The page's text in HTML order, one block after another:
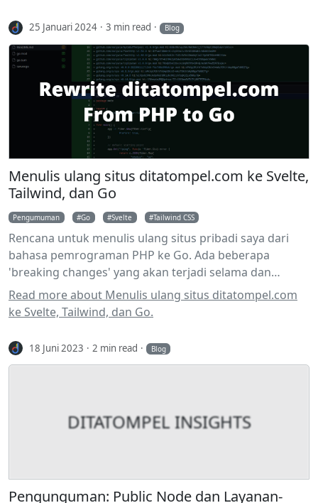
25 Januari 2024 3 min read Blog
Menulis ulang situs ditatompel.com ke Svelte,
Tailwind, dan Go
Pengumuman Go Svelte Tailwind CSS
Rencana untuk menulis ulang situs pribadi saya dari
bahasa pemrograman PHP ke Go. Ada beberapa
'breaking changes' yang akan terjadi selama dan
setelah proses transisi.
Read more about Menulis ulang situs ditatompel.com
ke Svelte, Tailwind, dan Go.
18 Juni 2023 2 min read Blog
DITATOMPEL INSIGHTS
Pengunguman: Public Node dan Layanan-